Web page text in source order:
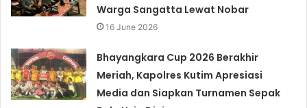
Warga Sangatta Lewat Nobar
16 June 2026
Bhayangkara Cup 2026 Berakhir
Meriah, Kapolres Kutim Apresiasi
Media dan Siapkan Turnamen Sepak